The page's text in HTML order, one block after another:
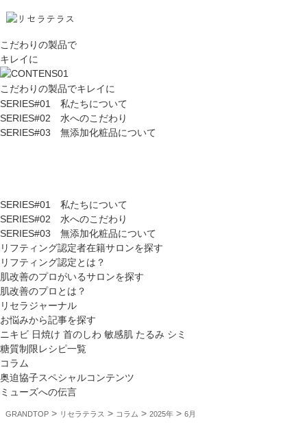
こだわりの製品で
キレイに
こだわりの製品でキレイに
SERIES#01 私たちについて
SERIES#02 水へのこだわり
SERIES#03 無添加化粧品について
SERIES#01 私たちについて
SERIES#02 水へのこだわり
SERIES#03 無添加化粧品について
リフティング認定者在籍サロンを探す
リフティング認定とは？
肌改善のプロがいるサロンを探す
肌改善のプロとは？
リセラジャーナル
お悩みから記事を探す
ニキビ 日焼け 首のしわ 敏感肌 たるみ シミ
糖質制限レシピ一覧
コラム
奥迫協子スペシャルコンテンツ
ミューズへの伝言
GRANDTOP > リセラテラス > コラム > 2025年 > 6月